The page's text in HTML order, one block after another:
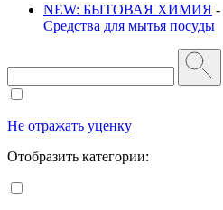
NEW: БЫТОВАЯ ХИМИЯ -
Средства для мытья посуды
Не отражать уценку
Отобразить категории: